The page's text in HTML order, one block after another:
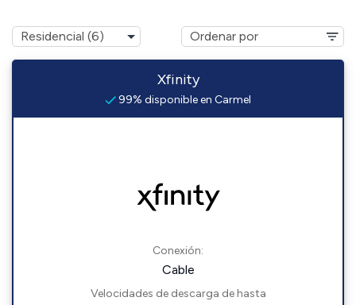
Xfinity
99% disponible en Carmel
Conexión:
Cable
Velocidades de descarga de hasta